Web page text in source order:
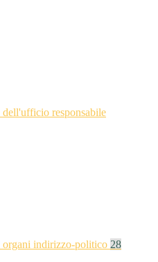
dell'ufficio responsabile
organi indirizzo-politico 28